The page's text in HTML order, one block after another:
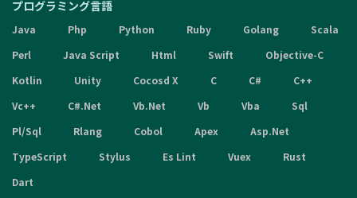
プログラミング言語
Java Php Python Ruby Golang
Scala
Perl
Java Script Html Swift
Objective-C
Kotlin
Unity Cocosd X C C#
C++
Vc++
C#.Net Vb.Net Vb Vba
Sql
Pl/Sql
Rlang Cobol Apex
Asp.Net
TypeScript
Stylus Es Lint Vuex
Rust
Dart